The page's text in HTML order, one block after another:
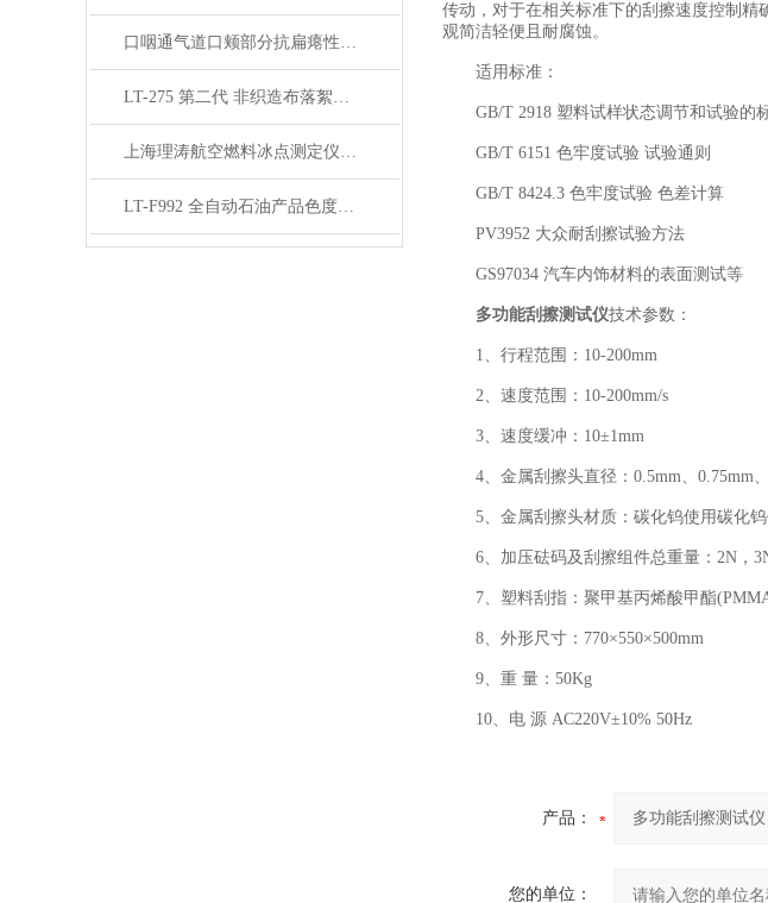
口咽通气道口颊部分抗扁瘪性测试仪 可任意设置加持距离
LT-275 第二代 非织造布落絮试验机 需要在哪种环境下试验？
上海理涛航空燃料冰点测定仪：以创新科技护航航空安全
LT-F992 全自动石油产品色度测定仪 质量保证
传动，对于在相关标准下的刮擦速度控制
观简洁轻便且耐腐蚀。
适用标准：
GB/T 2918 塑料试样状态调节和试验的
GB/T 6151 色牢度试验 试验通则
GB/T 8424.3 色牢度试验 色差计算
PV3952 大众耐刮擦试验方法
GS97034 汽车内饰材料的表面测试等
多功能刮擦测试仪技术参数：
1、行程范围：10-200mm
2、速度范围：10-200mm/s
3、速度缓冲：10±1mm
4、金属刮擦头直径：0.5mm、0.75mm、
5、金属刮擦头材质：碳化钨使用碳化钨
6、加压砝码及刮擦组件总重量：2N，3N
7、塑料刮指：聚甲基丙烯酸甲酯(PMMA)
8、外形尺寸：770×550×500mm
9、重 量：50Kg
10、电 源 AC220V±10% 50Hz
产品：
您的单位：